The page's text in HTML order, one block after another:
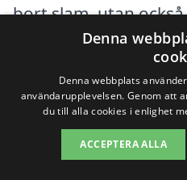
bort slam, utan
framtida problem.
att tänka på när du
slamsugning:
Erfarenhet: Välj
Denna
Denna webbplats
användarupplevelsen. Genom att
du till alla cookies i enlighet
ACCEPTERA ALLA